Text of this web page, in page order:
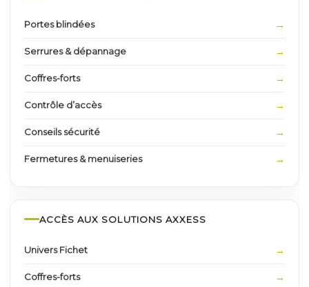
Portes blindées
Serrures & dépannage
Coffres-forts
Contrôle d’accès
Conseils sécurité
Fermetures & menuiseries
ACCÈS AUX SOLUTIONS AXXESS
Univers Fichet
Coffres-forts